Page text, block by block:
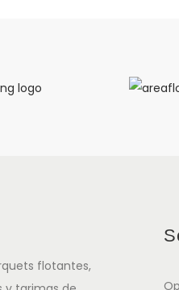
flotantes,